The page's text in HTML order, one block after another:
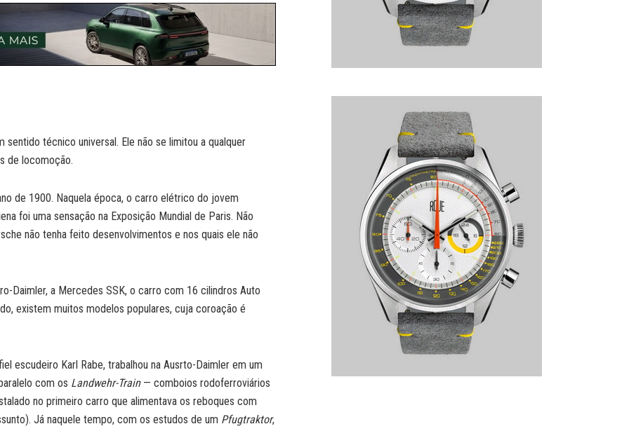
sentido técnico universal. Ele não se limitou a qualquer
de locomoção.
de 1900. Naquela época, o carro elétrico do jovem
foi uma sensação na Exposição Mundial de Paris. Não
não tenha feito desenvolvimentos e nos quais ele não
Daimler, a Mercedes SSK, o carro com 16 cilindros Auto
existem muitos modelos populares, cuja coroação é
escudeiro Karl Rabe, trabalhou na Ausrto-Daimler em um
com os Landwehr-Train— comboios rodoferroviários
no primeiro carro que alimentava os reboques com
Já naquele tempo, com os estudos de um Pfugtraktor,